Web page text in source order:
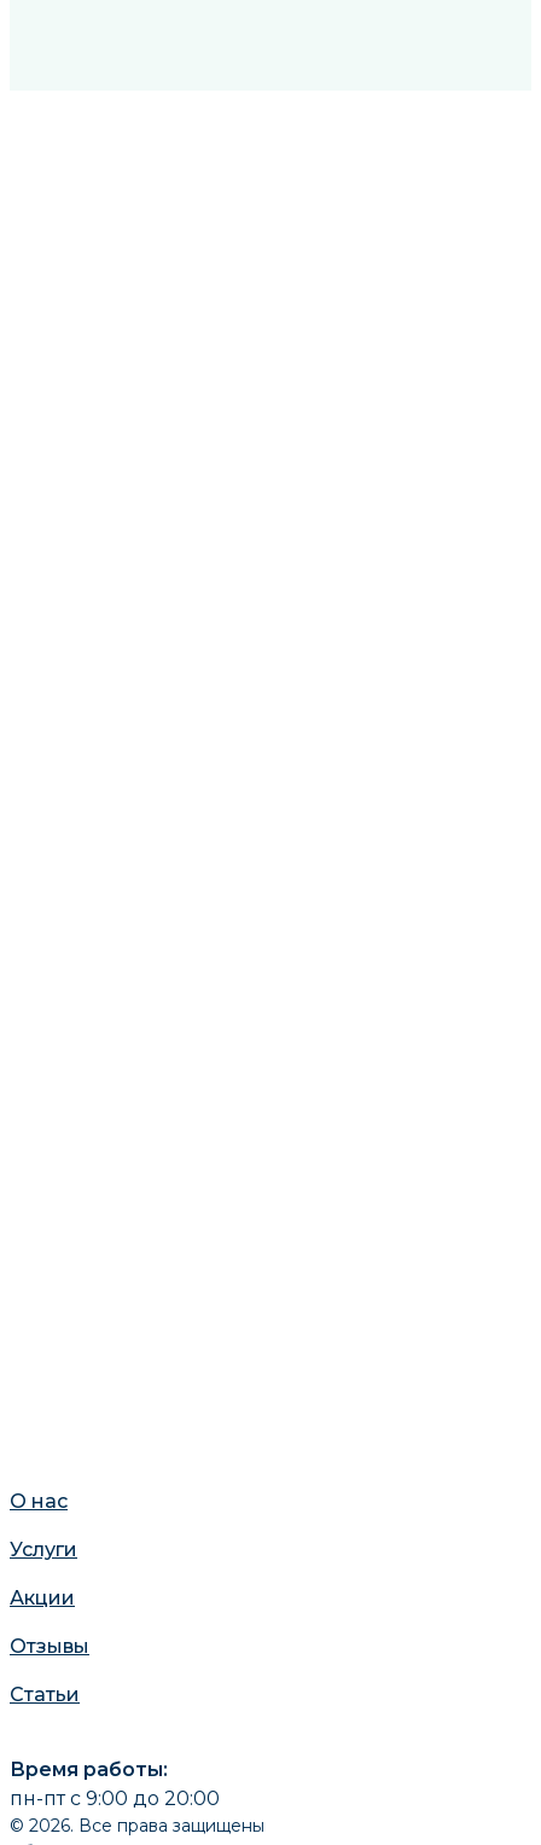
О нас
Услуги
Акции
Отзывы
Статьи
Время работы:
пн-пт с 9:00 до 20:00
© 2026. Все права защищены